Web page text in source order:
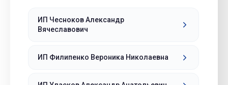
ИП Чесноков Александр
Вячеславович
ИП Филипенко Вероника Николаевна